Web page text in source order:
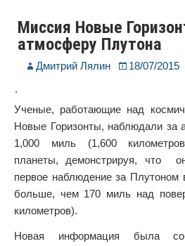
Миссия Новые
атмосферу Плутона
Дмитрий Лялин 18/07/2015
.
Ученые, работающие над
Новые Горизонты, наблюдали за
1,000 миль (1,600
планеты, демонстрируя, что
первое наблюдение за
больше, чем 170 миль над
километров).
Новая информация была